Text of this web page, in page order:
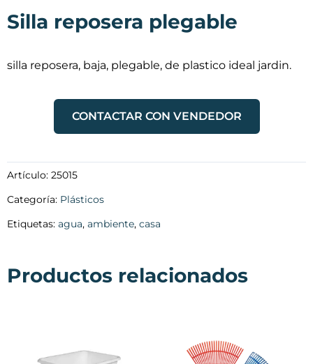
Silla reposera plegable
silla reposera, baja, plegable, de plastico ideal jardin.
CONTACTAR CON VENDEDOR
Artículo: 25015
Categoría: Plásticos
Etiquetas: agua, ambiente, casa
Productos relacionados